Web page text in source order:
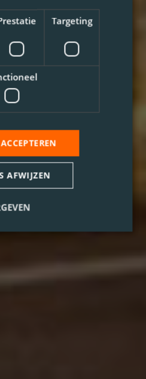
Targeting
AFWIJZEN